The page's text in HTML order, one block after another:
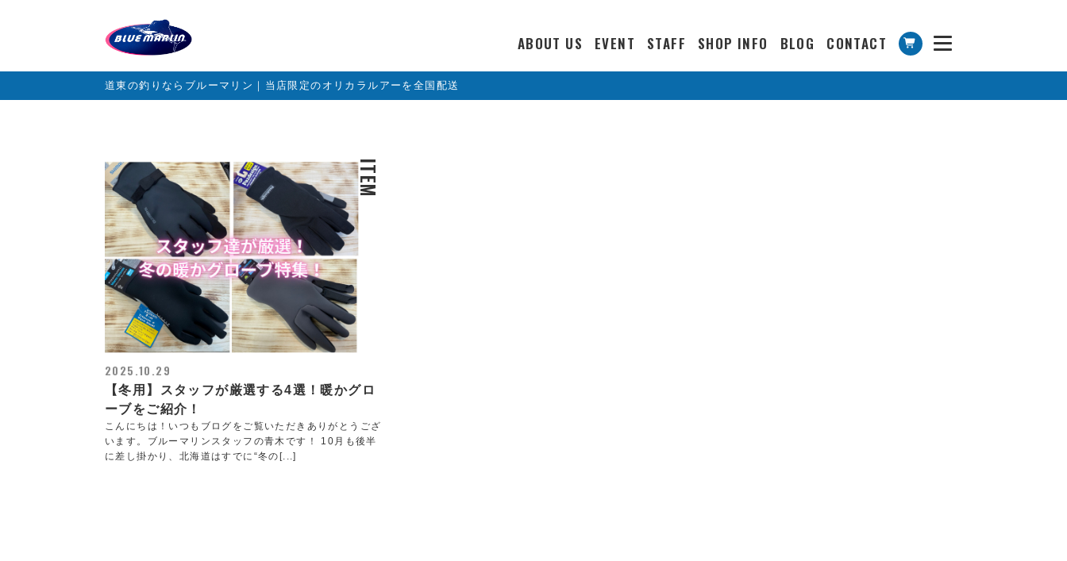
ABOUT US EVENT STAFF SHOP INFO BLOG CONTACT
道東の釣りならブルーマリン｜当店限定のオリカラルアーを全国配送
ITEM
2025.10.29
【冬用】スタッフが厳選する4選！暖かグロ
ーブをご紹介！
こんにちは！いつもブログをご覧いただきありがとうござ
います。ブルーマリンスタッフの青木です！ 10月も後半
に差し掛かり、北海道はすでに“冬の[...]